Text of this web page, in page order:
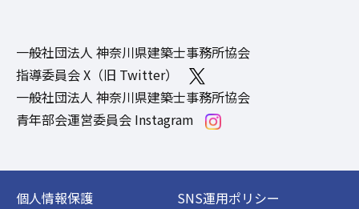
一般社団法人 神奈川県建築士事務所協会
指導委員会 X（旧 Twitter）
一般社団法人 神奈川県建築士事務所協会
青年部会運営委員会 Instagram
個人情報保護 SNS運用ポリシー